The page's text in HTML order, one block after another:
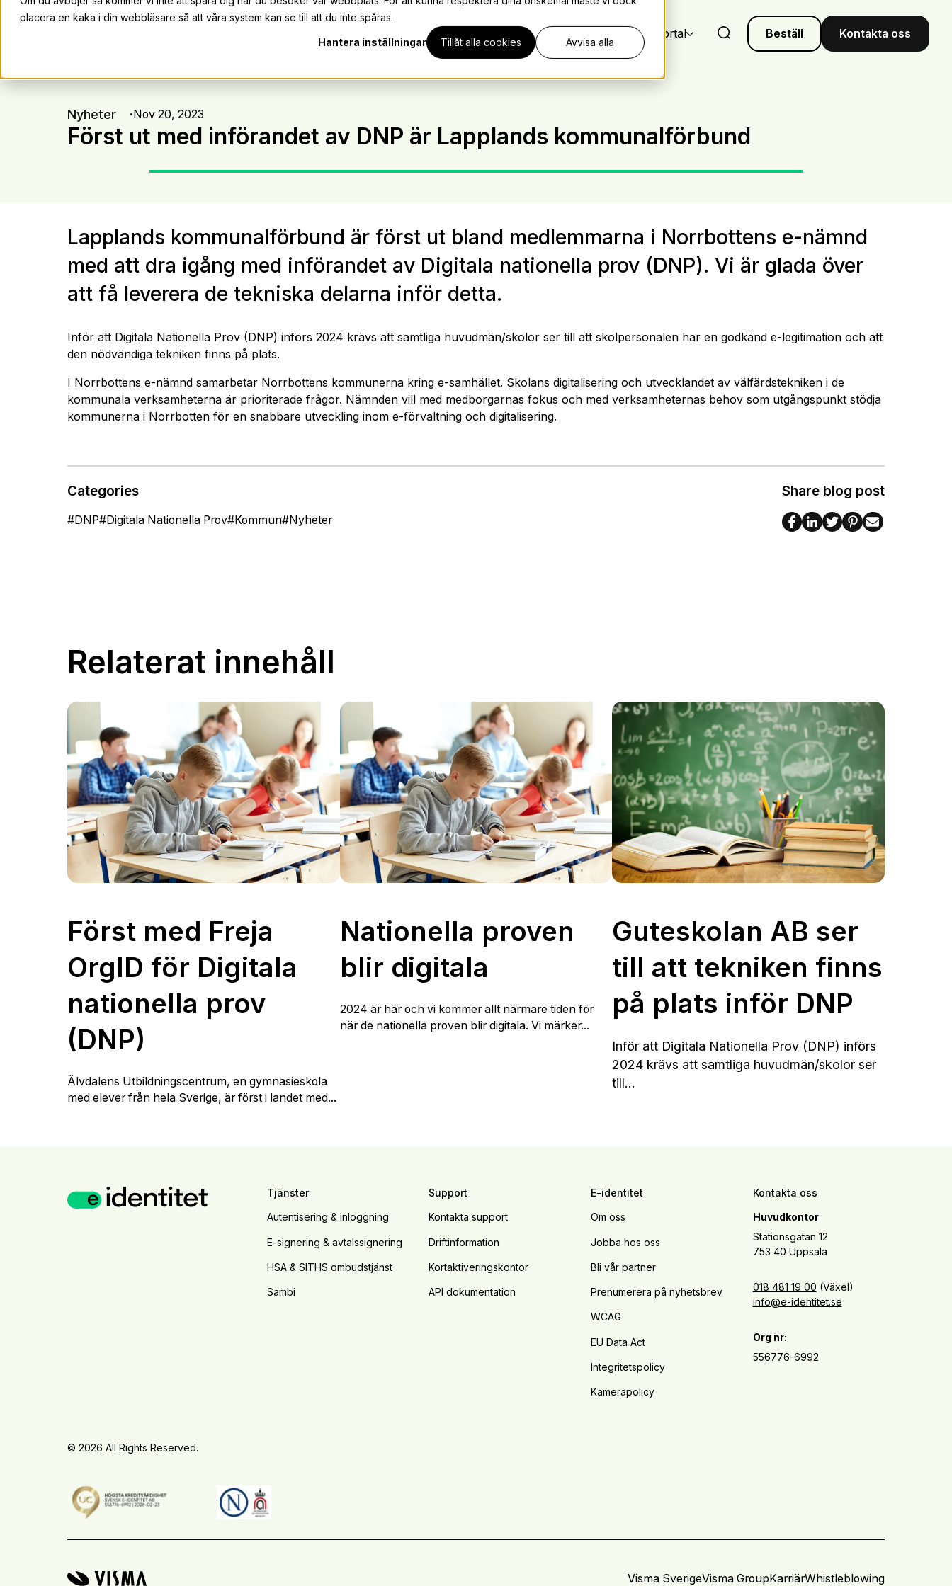
placera en kaka i din webbläsare så att våra system kan se till att du inte spåras.
Hantera inställningar Tillåt alla cookies Avvisa alla
Lösningar Integrationer Kundportal Beställ Kontakta oss
Nyheter Nov 20, 2023
Först ut med införandet av DNP är Lapplands kommunalförbund
Lapplands kommunalförbund är först ut bland medlemmarna i Norrbottens e-nämnd
med att dra igång med införandet av Digitala nationella prov (DNP). Vi är glada över
att få leverera de tekniska delarna inför detta.
Inför att Digitala Nationella Prov (DNP) införs 2024 krävs att samtliga huvudmän/skolor ser till att skolpersonalen har en godkänd e-legitimation och att
den nödvändiga tekniken finns på plats.
I Norrbottens e-nämnd samarbetar Norrbottens kommunerna kring e-samhället. Skolans digitalisering och utvecklandet av välfärdstekniken i de
kommunala verksamheterna är prioriterade frågor. Nämnden vill med medborgarnas fokus och med verksamheternas behov som utgångspunkt stödja
kommunerna i Norrbotten för en snabbare utveckling inom e-förvaltning och digitalisering.
Categories
#DNP#Digitala Nationella Prov#Kommun#Nyheter
Share blog post
Relaterat innehåll
Först med Freja
OrgID för Digitala
nationella prov
(DNP)
Älvdalens Utbildningscentrum, en gymnasieskola
med elever från hela Sverige, är först i landet med...
Nationella proven
blir digitala
2024 är här och vi kommer allt närmare tiden för
när de nationella proven blir digitala. Vi märker...
Guteskolan AB ser
till att tekniken finns
på plats inför DNP
Inför att Digitala Nationella Prov (DNP) införs
2024 krävs att samtliga huvudmän/skolor ser
till...
Tjänster
Autentisering & inloggning
E-signering & avtalssignering
HSA & SITHS ombudstjänst
Sambi
Support
Kontakta support
Driftinformation
Kortaktiveringskontor
API dokumentation
E-identitet
Om oss
Jobba hos oss
Bli vår partner
Prenumerera på nyhetsbrev
WCAG
EU Data Act
Integritetspolicy
Kamerapolicy
Kontakta oss
Huvudkontor
Stationsgatan 12
753 40 Uppsala
018 481 19 00 (Växel)
info@e-identitet.se
Org nr:
556776-6992
© 2026 All Rights Reserved.
Visma SverigeVisma GroupKarriärWhistleblowing